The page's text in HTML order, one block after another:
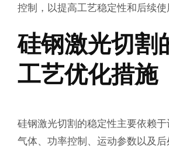
控制，以提高工艺稳定性和后续使
硅钢激光切割
工艺优化措施
硅钢激光切割的稳定性主要依赖
气体、功率控制、运动参数以及